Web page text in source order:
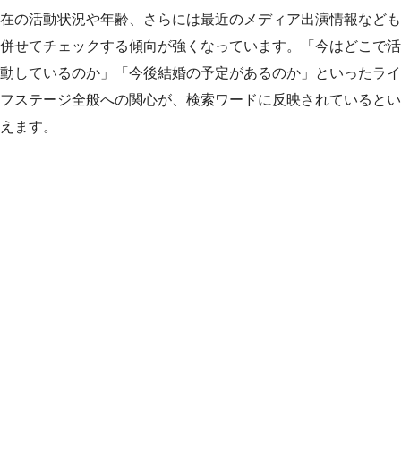
在の活動状況や年齢、さらには最近のメディア出演情報なども
併せてチェックする傾向が強くなっています。「今はどこで活
動しているのか」「今後結婚の予定があるのか」といったライ
フステージ全般への関心が、検索ワードに反映されているとい
えます。